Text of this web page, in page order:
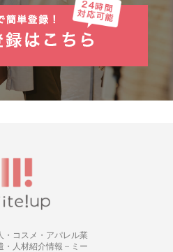
・コスメ・アパレル業
・人材紹介情報 – ミー